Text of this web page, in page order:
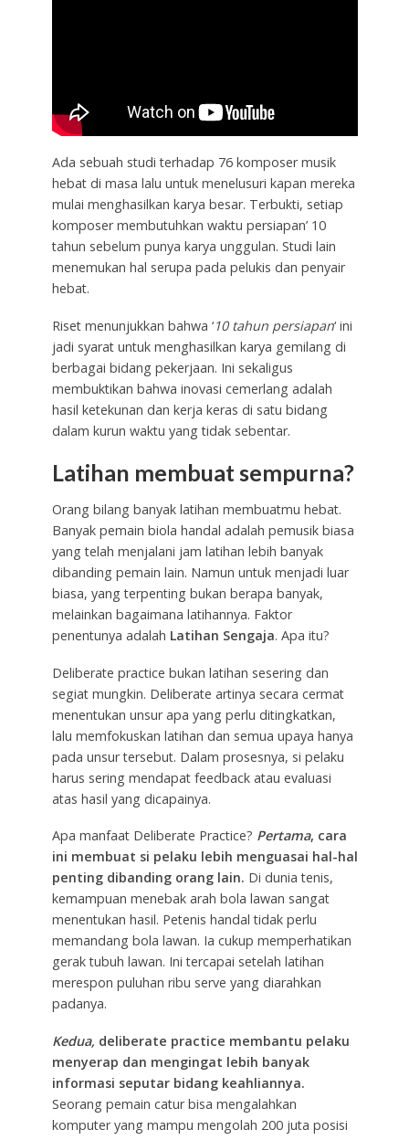
Ada sebuah studi terhadap 76 komposer musik
hebat di masa lalu untuk menelusuri kapan mereka
mulai menghasilkan karya besar. Terbukti, setiap
komposer membutuhkan waktu persiapan’ 10
tahun sebelum punya karya unggulan. Studi lain
menemukan hal serupa pada pelukis dan penyair
hebat.
Riset menunjukkan bahwa ‘10 tahun persiapan‘ ini
jadi syarat untuk menghasilkan karya gemilang di
berbagai bidang pekerjaan. Ini sekaligus
membuktikan bahwa inovasi cemerlang adalah
hasil ketekunan dan kerja keras di satu bidang
dalam kurun waktu yang tidak sebentar.
Latihan membuat sempurna?
Orang bilang banyak latihan membuatmu hebat.
Banyak pemain biola handal adalah pemusik biasa
yang telah menjalani jam latihan lebih banyak
dibanding pemain lain. Namun untuk menjadi luar
biasa, yang terpenting bukan berapa banyak,
melainkan bagaimana latihannya. Faktor
penentunya adalah Latihan Sengaja. Apa itu?
Deliberate practice bukan latihan sesering dan
segiat mungkin. Deliberate artinya secara cermat
menentukan unsur apa yang perlu ditingkatkan,
lalu memfokuskan latihan dan semua upaya hanya
pada unsur tersebut. Dalam prosesnya, si pelaku
harus sering mendapat feedback atau evaluasi
atas hasil yang dicapainya.
Apa manfaat Deliberate Practice? Pertama, cara
ini membuat si pelaku lebih menguasai hal-hal
penting dibanding orang lain. Di dunia tenis,
kemampuan menebak arah bola lawan sangat
menentukan hasil. Petenis handal tidak perlu
memandang bola lawan. Ia cukup memperhatikan
gerak tubuh lawan. Ini tercapai setelah latihan
merespon puluhan ribu serve yang diarahkan
padanya.
Kedua,deliberate practice membantu pelaku
menyerap dan mengingat lebih banyak
informasi seputar bidang keahliannya.
Seorang pemain catur bisa mengalahkan
komputer yang mampu mengolah 200 juta posisi